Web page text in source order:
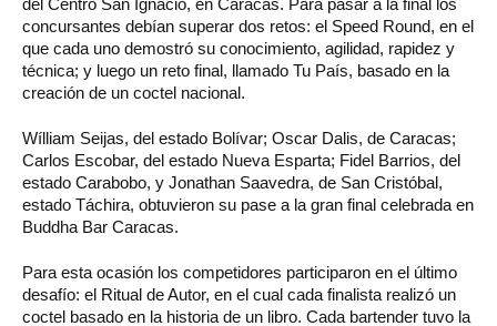
concursantes debían superar dos retos: el Speed Round, en el
que cada uno demostró su conocimiento, agilidad, rapidez y
técnica; y luego un reto final, llamado Tu País, basado en la
creación de un coctel nacional.
Wílliam Seijas, del estado Bolívar; Oscar Dalis, de Caracas;
Carlos Escobar, del estado Nueva Esparta; Fidel Barrios, del
estado Carabobo, y Jonathan Saavedra, de San Cristóbal,
estado Táchira, obtuvieron su pase a la gran final celebrada en
Buddha Bar Caracas.
Para esta ocasión los competidores participaron en el último
desafío: el Ritual de Autor, en el cual cada finalista realizó un
coctel basado en la historia de un libro. Cada bartender tuvo la